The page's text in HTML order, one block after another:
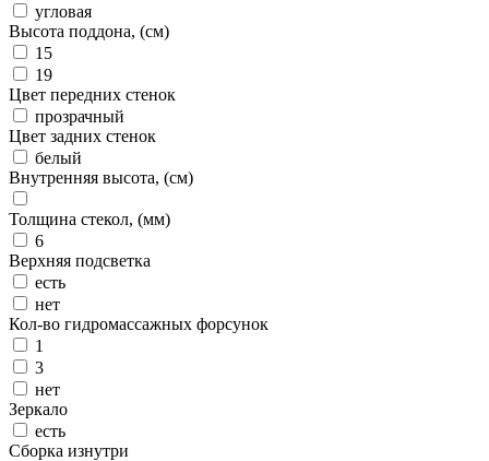
угловая
Высота поддона, (см)
15
19
Цвет передних стенок
прозрачный
Цвет задних стенок
белый
Внутренняя высота, (см)
Толщина стекол, (мм)
6
Верхняя подсветка
есть
нет
Кол-во гидромассажных форсунок
1
3
нет
Зеркало
есть
Сборка изнутри